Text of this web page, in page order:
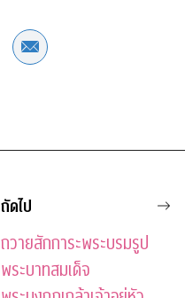
Share by Email
ถัดไป
ถวายสักการะพระบรมรูป
พระบาทสมเด็จ